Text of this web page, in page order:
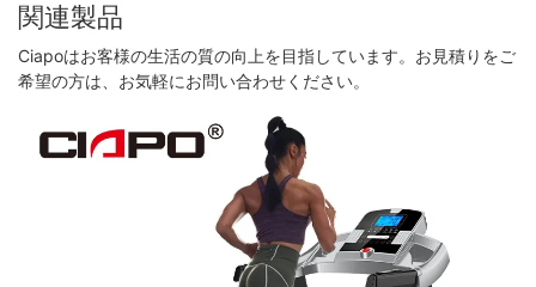
関連製品
Ciapoはお客様の生活の質の向上を目指しています。お見積りをご
希望の方は、お気軽にお問い合わせください。